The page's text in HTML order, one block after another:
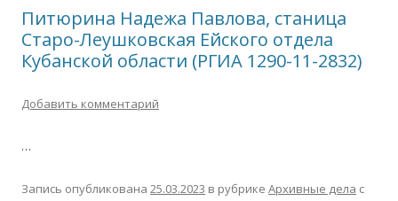
Питюрина Надежа Павлова, станица
Старо-Леушковская Ейского отдела
Кубанской области (РГИА 1290-11-2832)
Добавить комментарий
…
Запись опубликована 25.03.2023 в рубрике Архивные дела с